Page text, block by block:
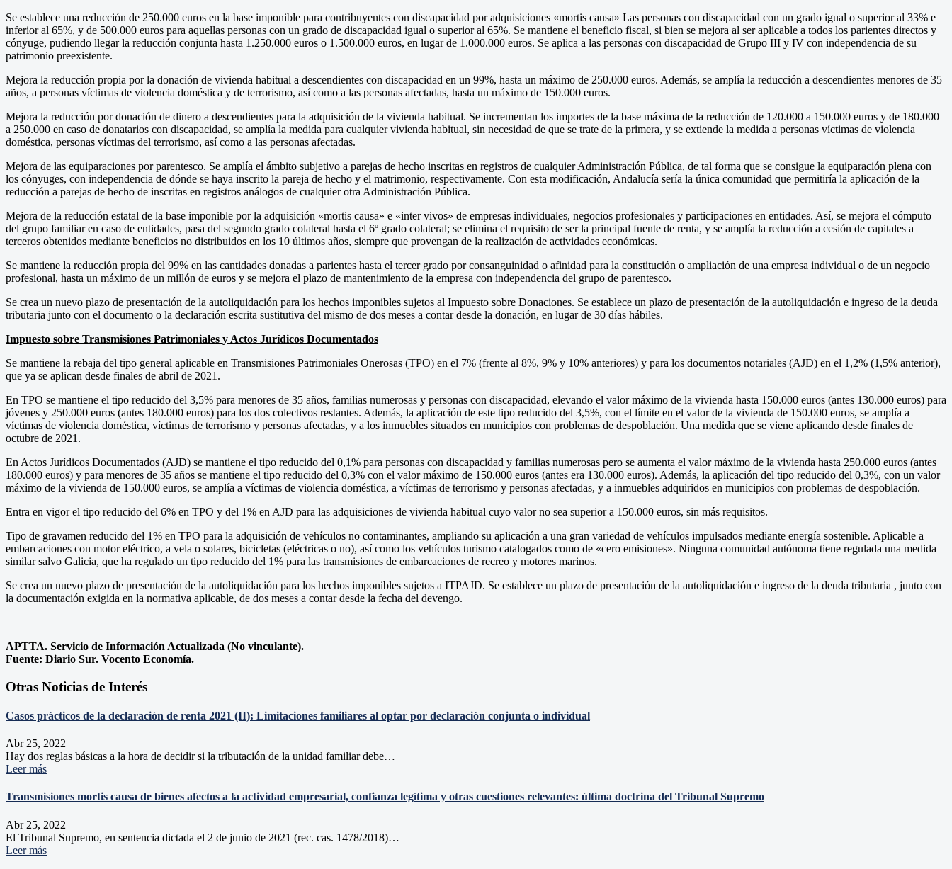
Se establece una reducción de 250.000 euros en la base imponible para contribuyentes con discapacidad por adquisiciones «mortis causa» Las personas con discapacidad con un grado igual o superior al 33% e
inferior al 65%, y de 500.000 euros para aquellas personas con un grado de discapacidad igual o superior al 65%. Se mantiene el beneficio fiscal, si bien se mejora al ser aplicable a todos los parientes directos y
cónyuge, pudiendo llegar la reducción conjunta hasta 1.250.000 euros o 1.500.000 euros, en lugar de 1.000.000 euros. Se aplica a las personas con discapacidad de Grupo III y IV con independencia de su
patrimonio preexistente.
Mejora la reducción propia por la donación de vivienda habitual a descendientes con discapacidad en un 99%, hasta un máximo de 250.000 euros. Además, se amplía la reducción a descendientes menores de 35
años, a personas víctimas de violencia doméstica y de terrorismo, así como a las personas afectadas, hasta un máximo de 150.000 euros.
Mejora la reducción por donación de dinero a descendientes para la adquisición de la vivienda habitual. Se incrementan los importes de la base máxima de la reducción de 120.000 a 150.000 euros y de 180.000
a 250.000 en caso de donatarios con discapacidad, se amplía la medida para cualquier vivienda habitual, sin necesidad de que se trate de la primera, y se extiende la medida a personas víctimas de violencia
doméstica, personas víctimas del terrorismo, así como a las personas afectadas.
Mejora de las equiparaciones por parentesco. Se amplía el ámbito subjetivo a parejas de hecho inscritas en registros de cualquier Administración Pública, de tal forma que se consigue la equiparación plena con
los cónyuges, con independencia de dónde se haya inscrito la pareja de hecho y el matrimonio, respectivamente. Con esta modificación, Andalucía sería la única comunidad que permitiría la aplicación de la
reducción a parejas de hecho de inscritas en registros análogos de cualquier otra Administración Pública.
Mejora de la reducción estatal de la base imponible por la adquisición «mortis causa» e «inter vivos» de empresas individuales, negocios profesionales y participaciones en entidades. Así, se mejora el cómputo
del grupo familiar en caso de entidades, pasa del segundo grado colateral hasta el 6º grado colateral; se elimina el requisito de ser la principal fuente de renta, y se amplía la reducción a cesión de capitales a
terceros obtenidos mediante beneficios no distribuidos en los 10 últimos años, siempre que provengan de la realización de actividades económicas.
Se mantiene la reducción propia del 99% en las cantidades donadas a parientes hasta el tercer grado por consanguinidad o afinidad para la constitución o ampliación de una empresa individual o de un negocio
profesional, hasta un máximo de un millón de euros y se mejora el plazo de mantenimiento de la empresa con independencia del grupo de parentesco.
Se crea un nuevo plazo de presentación de la autoliquidación para los hechos imponibles sujetos al Impuesto sobre Donaciones. Se establece un plazo de presentación de la autoliquidación e ingreso de la deuda
tributaria junto con el documento o la declaración escrita sustitutiva del mismo de dos meses a contar desde la donación, en lugar de 30 días hábiles.
Impuesto sobre Transmisiones Patrimoniales y Actos Jurídicos Documentados
Se mantiene la rebaja del tipo general aplicable en Transmisiones Patrimoniales Onerosas (TPO) en el 7% (frente al 8%, 9% y 10% anteriores) y para los documentos notariales (AJD) en el 1,2% (1,5% anterior),
que ya se aplican desde finales de abril de 2021.
En TPO se mantiene el tipo reducido del 3,5% para menores de 35 años, familias numerosas y personas con discapacidad, elevando el valor máximo de la vivienda hasta 150.000 euros (antes 130.000 euros) para
jóvenes y 250.000 euros (antes 180.000 euros) para los dos colectivos restantes. Además, la aplicación de este tipo reducido del 3,5%, con el límite en el valor de la vivienda de 150.000 euros, se amplía a
víctimas de violencia doméstica, víctimas de terrorismo y personas afectadas, y a los inmuebles situados en municipios con problemas de despoblación. Una medida que se viene aplicando desde finales de
octubre de 2021.
En Actos Jurídicos Documentados (AJD) se mantiene el tipo reducido del 0,1% para personas con discapacidad y familias numerosas pero se aumenta el valor máximo de la vivienda hasta 250.000 euros (antes
180.000 euros) y para menores de 35 años se mantiene el tipo reducido del 0,3% con el valor máximo de 150.000 euros (antes era 130.000 euros). Además, la aplicación del tipo reducido del 0,3%, con un valor
máximo de la vivienda de 150.000 euros, se amplía a víctimas de violencia doméstica, a víctimas de terrorismo y personas afectadas, y a inmuebles adquiridos en municipios con problemas de despoblación.
Entra en vigor el tipo reducido del 6% en TPO y del 1% en AJD para las adquisiciones de vivienda habitual cuyo valor no sea superior a 150.000 euros, sin más requisitos.
Tipo de gravamen reducido del 1% en TPO para la adquisición de vehículos no contaminantes, ampliando su aplicación a una gran variedad de vehículos impulsados mediante energía sostenible. Aplicable a
embarcaciones con motor eléctrico, a vela o solares, bicicletas (eléctricas o no), así como los vehículos turismo catalogados como de «cero emisiones». Ninguna comunidad autónoma tiene regulada una medida
similar salvo Galicia, que ha regulado un tipo reducido del 1% para las transmisiones de embarcaciones de recreo y motores marinos.
Se crea un nuevo plazo de presentación de la autoliquidación para los hechos imponibles sujetos a ITPAJD. Se establece un plazo de presentación de la autoliquidación e ingreso de la deuda tributaria , junto con
la documentación exigida en la normativa aplicable, de dos meses a contar desde la fecha del devengo.
APTTA. Servicio de Información Actualizada (No vinculante).
Fuente: Diario Sur. Vocento Economía.
Otras Noticias de Interés
Casos prácticos de la declaración de renta 2021 (II): Limitaciones familiares al optar por declaración conjunta o individual
Abr 25, 2022
Hay dos reglas básicas a la hora de decidir si la tributación de la unidad familiar debe…
Leer más
Transmisiones mortis causa de bienes afectos a la actividad empresarial, confianza legítima y otras cuestiones relevantes: última doctrina del Tribunal Supremo
Abr 25, 2022
El Tribunal Supremo, en sentencia dictada el 2 de junio de 2021 (rec. cas. 1478/2018)…
Leer más